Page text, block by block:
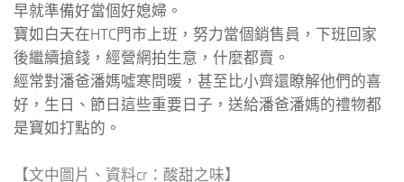
早就準備好當個好媳婦。
寶如白天在HTC門市上班，努力當個銷售員，下班回家
後繼續搶錢，經營網拍生意，什麼都賣。
經常對潘爸潘媽噓寒問暖，甚至比小齊還瞭解他們的喜
好，生日、節日這些重要日子，送給潘爸潘媽的禮物都
是寶如打點的。
【文中圖片、資料cr：酸甜之味】